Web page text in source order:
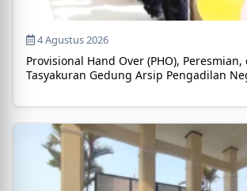
4 Agustus 2026
Provisional Hand Over (PHO), Peresmian,
Tasyakuran Gedung Arsip Pengadilan